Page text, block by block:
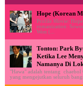
Hope (Korean
Profile Movie:
romanization:
Won (...
Tonton: Park
Ketika Lee
Namanya Di
"Hawa" adalah tentang
yang mengejutkan seluruh